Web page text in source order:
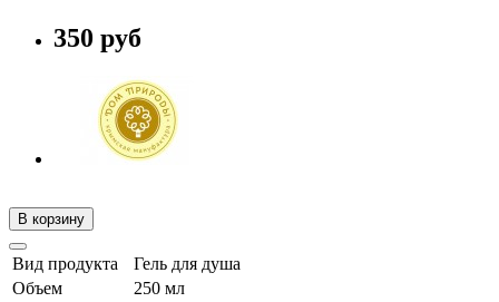
350 руб
В корзину
Вид продукта
Гель для душа
Объем
250 мл